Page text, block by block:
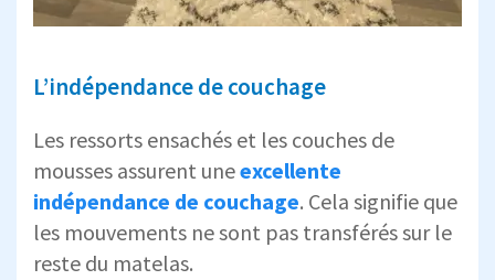
L’indépendance de couchage
Les ressorts ensachés et les couches de
mousses assurent uneexcellente
indépendance de couchage. Cela signifie que
les mouvements ne sont pas transférés sur le
reste du matelas.